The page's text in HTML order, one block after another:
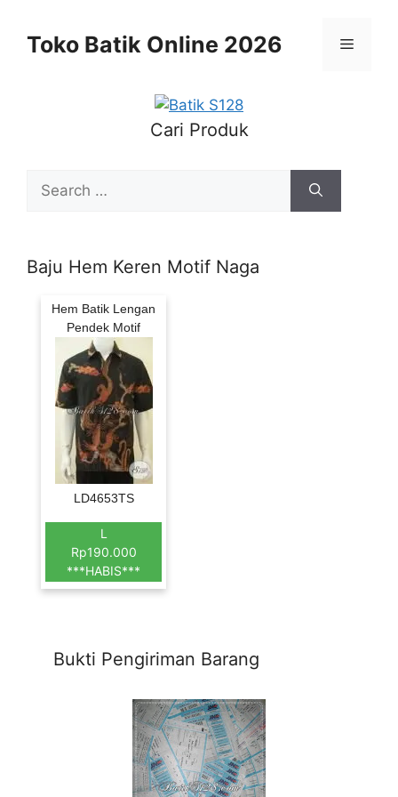
contentToko Batik Online 2026 Menu
Cari Produk
for:
Baju Hem Keren Motif Naga
Hem Batik Lengan
Pendek Motif
LD4653TS
L
Rp190.000
***HABIS***
Bukti Pengiriman Barang